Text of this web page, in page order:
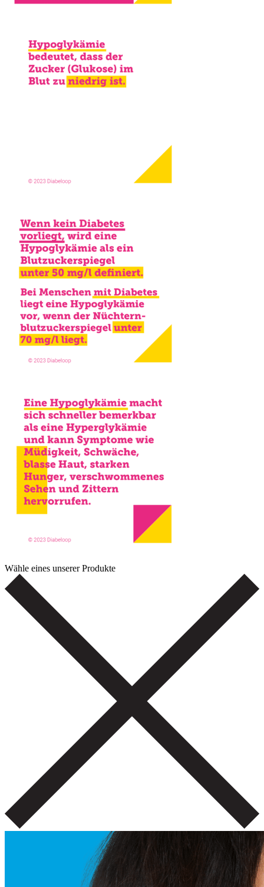
Wähle eines unserer Produkte